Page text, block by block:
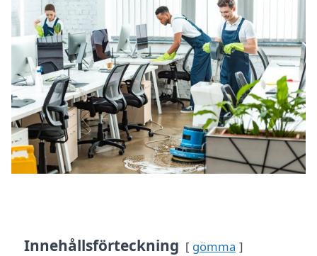
Innehållsförteckning gömma